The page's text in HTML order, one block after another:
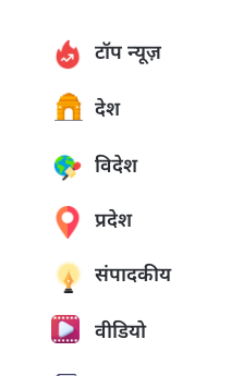
टॉप न्यूज़
देश
विदेश
प्रदेश
संपादकीय
वीडियो